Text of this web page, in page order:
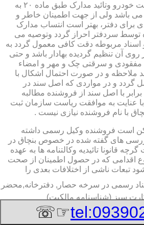
گرچه وظیفه کنترل اصالت خودرو وتائید مدارک طبق ماده ۲۰ به
می باشد ولی از جهت اطمینان خاطر و
برای دفتر، بهتر است انتساب مدارک
توسط سردفتر احراز گردد وتوصیه می
مربوطه دقت کافی معمول گردد به
روی آن تنظیم گردیده بهادار باشد و حتی
مفقودی و سرقتی چک و مهر و امضاء
ملاحظه و در صورت احتمال اشکال با
گردد و در مواردی که اصل سند در
با اصل سند از فروشنده مطالبه
گردد ، تنها در مورد بند ۵ با عنایت به موافقت ریاست سازمان ثبت
با نام فروشنده نیازی نیست .
است فروشنده وکیل رسمی داشته
های گفته شده در خصوص بنچاق در
قانونا تائیدیه وکالتنامه ها به عهده
اقدامی که در حصول اطمینان از صحت
تبعات ناشی از اختلافات بعدی را
صادره از مراکز تعویض پلاک حاوی
رسمی در سرخه حصار, دفترخانه,محضر
☞☏